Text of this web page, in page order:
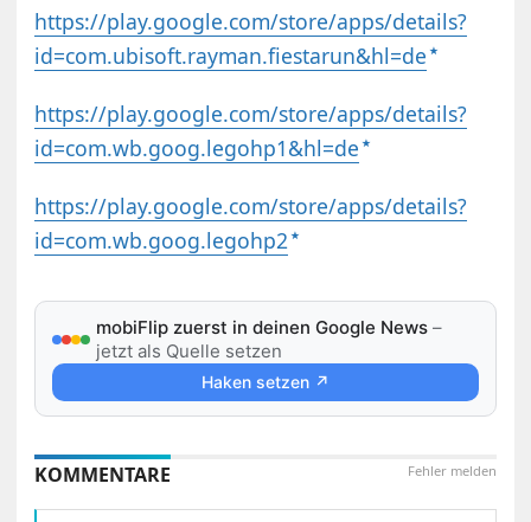
https://play.google.com/store/apps/details?
id=com.ubisoft.rayman.fiestarun&hl=de
https://play.google.com/store/apps/details?
id=com.wb.goog.legohp1&hl=de
https://play.google.com/store/apps/details?
id=com.wb.goog.legohp2
mobiFlip zuerst in deinen Google News –
jetzt als Quelle setzen
Haken setzen ↗
Fehler melden
KOMMENTARE